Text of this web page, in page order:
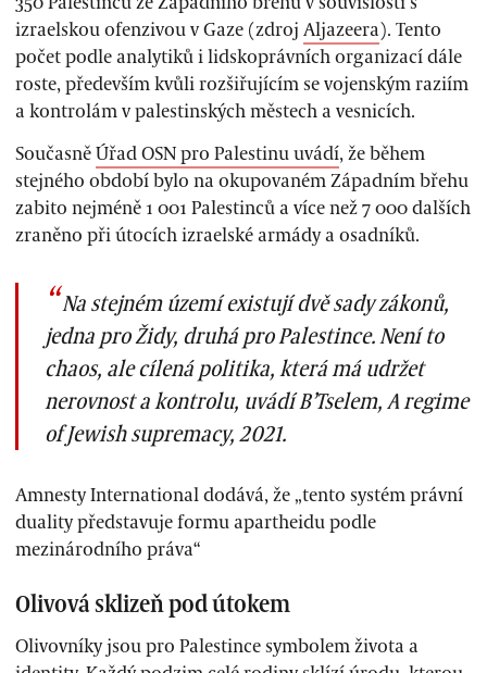
izraelskou ofenzivou v Gaze (zdroj Aljazeera). Tento
počet podle analytiků i lidskoprávních organizací dále
roste, především kvůli rozšiřujícím se vojenským raziím
a kontrolám v palestinských městech a vesnicích.
SoučasněÚřad OSN pro Palestinu uvádí, že během
stejného období bylo na okupovaném Západním břehu
zabito nejméně 1 001 Palestinců a více než 7 000 dalších
zraněno při útocích izraelské armády a osadníků.
Na stejném území existují dvě sady zákonů,
jedna pro Židy, druhá pro Palestince. Není to
chaos, ale cílená politika, která má udržet
nerovnost a kontrolu, uvádí B’Tselem, A regime
of Jewish supremacy, 2021.
Amnesty International dodává, že „tento systém právní
duality představuje formu apartheidu podle
mezinárodního práva“
Olivová sklizeň pod útokem
Olivovníky jsou pro Palestince symbolem života a